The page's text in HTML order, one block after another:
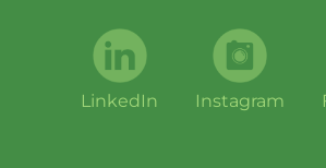
LinkedIn Instagram